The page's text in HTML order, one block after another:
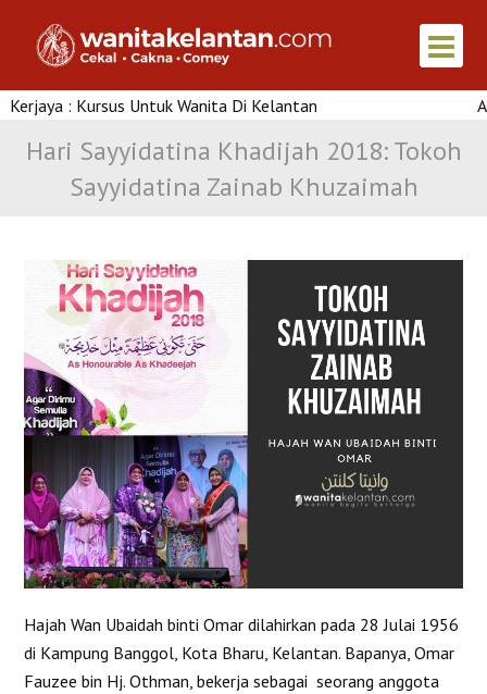
Artikel
Kursus Untuk Wanita Di Kelantan
Hari Sayyidatina Khadijah 2018: Tokoh
Sayyidatina Zainab Khuzaimah
Hajah Wan Ubaidah binti Omar dilahirkan pada 28 Julai 1956
di Kampung Banggol, Kota Bharu, Kelantan. Bapanya, Omar
Fauzee bin Hj. Othman, bekerja sebagai seorang anggota